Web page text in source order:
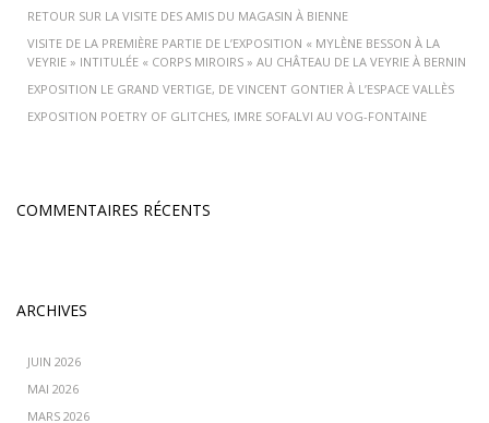
RETOUR SUR LA VISITE DES AMIS DU MAGASIN À BIENNE
VISITE DE LA PREMIÈRE PARTIE DE L’EXPOSITION « MYLÈNE BESSON À LA
VEYRIE » INTITULÉE « CORPS MIROIRS » AU CHÂTEAU DE LA VEYRIE À BERNIN
EXPOSITION LE GRAND VERTIGE, DE VINCENT GONTIER À L’ESPACE VALLÈS
EXPOSITION POETRY OF GLITCHES, IMRE SOFALVI AU VOG-FONTAINE
COMMENTAIRES RÉCENTS
ARCHIVES
JUIN 2026
MAI 2026
MARS 2026